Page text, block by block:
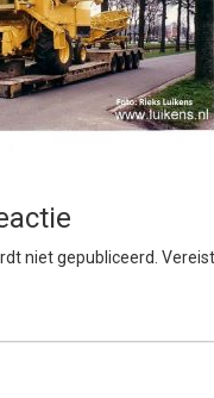
niet gepubliceerd.